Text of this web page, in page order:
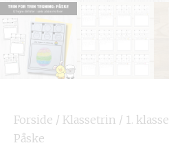
Forside / Klassetrin / 1. klasse
Påske